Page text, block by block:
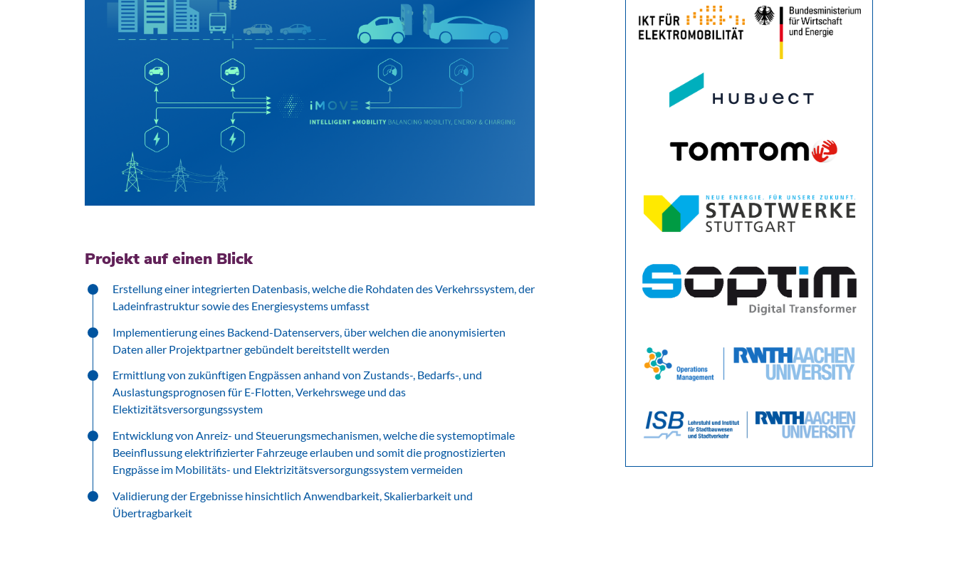
Projekt auf einen Blick
Erstellung einer integrierten Datenbasis, welche die Rohdaten des Verkehrssystem, der
Ladeinfrastruktur sowie des Energiesystems umfasst
Implementierung eines Backend-Datenservers, über welchen die anonymisierten
Daten aller Projektpartner gebündelt bereitstellt werden
Ermittlung von zukünftigen Engpässen anhand von Zustands-, Bedarfs-, und
Auslastungsprognosen für E-Flotten, Verkehrswege und das
Elektizitätsversorgungssystem
Entwicklung von Anreiz- und Steuerungsmechanismen, welche die systemoptimale
Beeinflussung elektrifizierter Fahrzeuge erlauben und somit die prognostizierten
Engpässe im Mobilitäts- und Elektrizitätsversorgungssystem vermeiden
Validierung der Ergebnisse hinsichtlich Anwendbarkeit, Skalierbarkeit und
Übertragbarkeit